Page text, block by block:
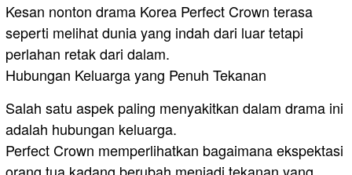
Kesan nonton drama Korea Perfect Crown terasa
seperti melihat dunia yang indah dari luar tetapi
perlahan retak dari dalam.
Hubungan Keluarga yang Penuh Tekanan
Salah satu aspek paling menyakitkan dalam drama ini
adalah hubungan keluarga.
Perfect Crown memperlihatkan bagaimana ekspektasi